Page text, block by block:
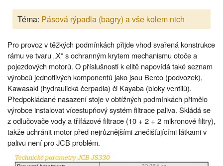
Téma: Pásová rýpadla (bagry) a vše kolem nich
Pro provoz v těžkých podmínkách přijde vhod svařená konstrukce
rámu ve tvaru „X” s ochranným krytem mechanismu otoče a
pojezdových motorů. O příslušnosti k elitě napovídá také seznam
výrobců jednotlivých komponentů jako jsou Berco (podvozek),
Kawasaki (hydraulická čerpadla) či Kayaba (bloky ventilů).
Předpokládané nasazení stoje v obtížných podmínkách přimělo
výrobce instalovat vícestupňový systém filtrace paliva. Skládá se
z odlučovače vody a třífázové filtrace (10 + 2 + 2 mikronové filtry),
takže uchránit motor před nejrůznějšími znečišťujícími látkami v
palivu není pro JCB problém.